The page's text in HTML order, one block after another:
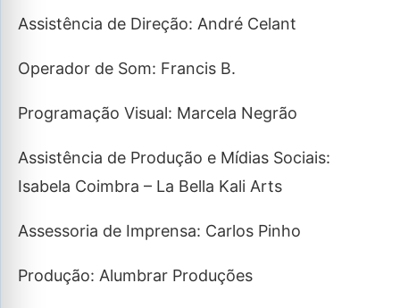
Assistência de Direção: André Celant
Operador de Som: Francis B.
Programação Visual: Marcela Negrão
Assistência de Produção e Mídias Sociais:
Isabela Coimbra – La Bella Kali Arts
Assessoria de Imprensa: Carlos Pinho
Produção: Alumbrar Produções